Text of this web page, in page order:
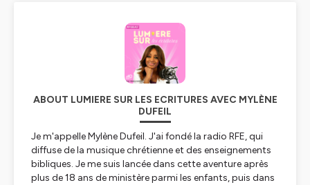
ABOUT LUMIERE SUR LES ECRITURES AVEC MYLÈNE
DUFEIL
Je m'appelle Mylène Dufeil. J'ai fondé la radio RFE, qui
diffuse de la musique chrétienne et des enseignements
bibliques. Je me suis lancée dans cette aventure après
plus de 18 ans de ministère parmi les enfants, puis dans